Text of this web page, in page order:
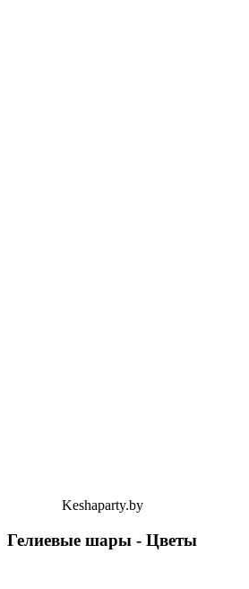
Keshaparty.by
Гелиевые шары - Цветы